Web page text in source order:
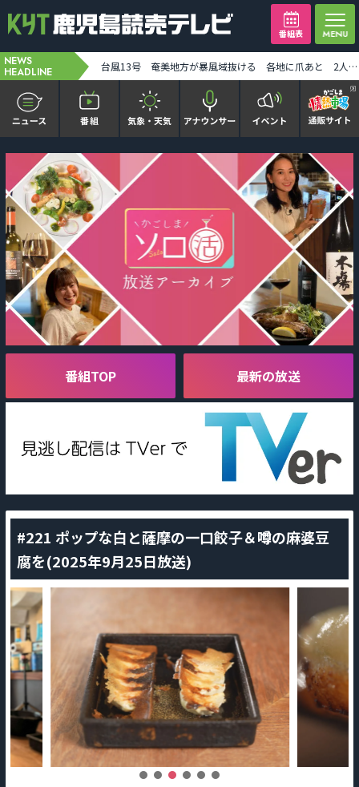
番組表
NEWS
HEADLINE H3ロケット9号機の打ち上げが11日に延期 [2026-08-08 14:13:00]
かごピタ FAMILIAR
KYT news every かごしま
かごしまソロ活
It推しTV
番組表を見る
番組TOP 最新の放送
#221 ポップな白と薩摩の一口餃子＆噂の麻婆豆
腐を(2025年9月25日放送)